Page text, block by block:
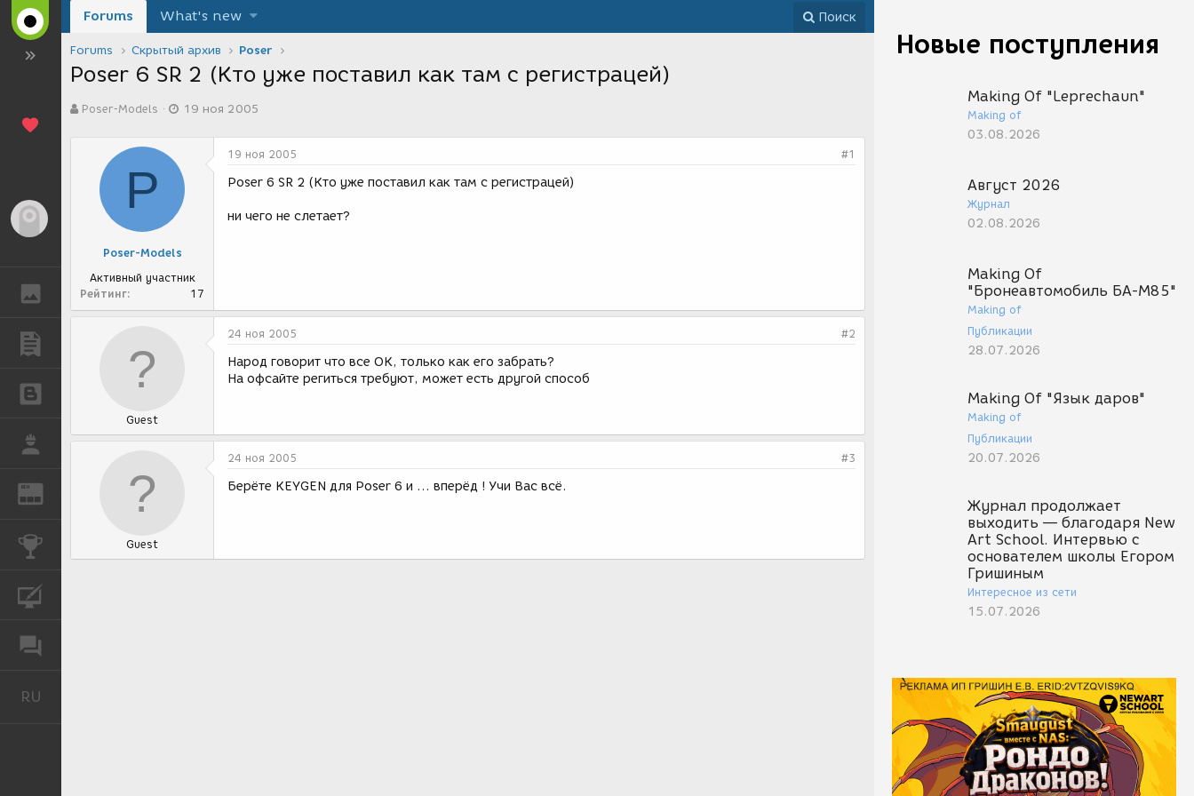
ГАЛЕРЕЯ
REN
КОНКУРСЫ
RU
Новые поступления
Making Of "Leprechaun"
Making of
03.08.2026
Август 2026
Журнал
02.08.2026
Making Of
"Бронеавтомобиль БА-М85"
Making of
Публикации
28.07.2026
Making Of "Язык даров"
Making of
Публикации
20.07.2026
Журнал продолжает
выходить — благодаря New
Art School. Интервью с
основателем школы Егором
Гришиным
Интересное из сети
15.07.2026
Forums What's new Поиск
Forums Скрытый архив Poser
Poser 6 SR 2 (Кто уже поставил как там с регистрацей)
в
Poser-Models
а
о
з
д
я
19 ноя 2005
P
Poser-Models
Активный участник
Рейтинг
17
19 ноя 2005 #1
Poser 6 SR 2 (Кто уже поставил как там с регистрацей)
ни чего не слетает?
Guest
24 ноя 2005 #2
Народ говорит что все ОК, только как его забрать?
На офсайте региться требуют, может есть другой способ
Guest
24 ноя 2005 #3
Берёте KEYGEN для Poser 6 и ... вперёд ! Учи Вас всё.